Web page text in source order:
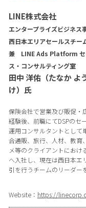
LINE株式会社
エンタープライズビジネス
西日本エリアセールスチー
兼 LINE Ads Platform セ
ス・コンサルティング室
田中 洋佑（たなか よ
け）氏
保険会社で営業及び販促・
経験後、前職にてDSPのセ
運用コンサルタントとして
合通販、旅行、人材、教育
メ等のクライアントにおけ
へ入社し、現在は西日本エ
引を行うチームのリーダー
Website： https://